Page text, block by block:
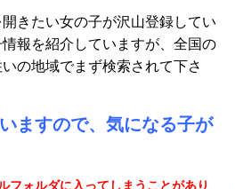
きたい女の子が沢山登録してい
報を紹介していますが、全国の
の地域でまず検索されて下さ
ますので、気になる子が
ォルダに入ってしまうことがあり